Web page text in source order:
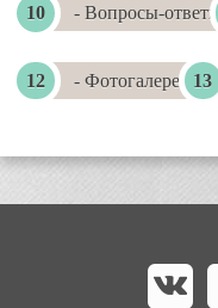
- Вопросы-ответы
- Фотогалереи